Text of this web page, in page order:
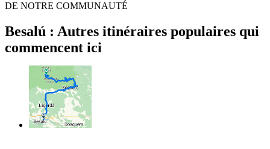
DE NOTRE COMMUNAUTÉ
Besalú : Autres itinéraires populaires qui
commencent ici